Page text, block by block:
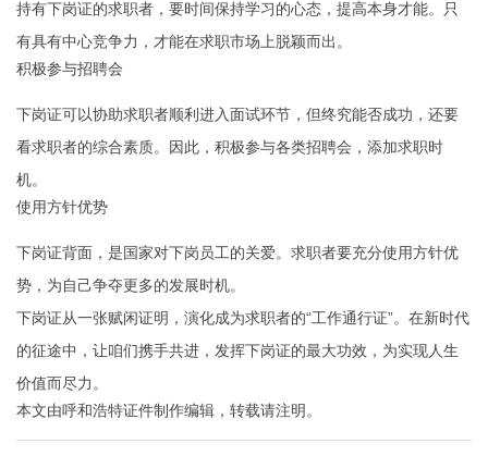
持有下岗证的求职者，要时间保持学习的心态，提高本身才能。只
有具有中心竞争力，才能在求职市场上脱颖而出。
积极参与招聘会
下岗证可以协助求职者顺利进入面试环节，但终究能否成功，还要
看求职者的综合素质。因此，积极参与各类招聘会，添加求职时
机。
使用方针优势
下岗证背面，是国家对下岗员工的关爱。求职者要充分使用方针优
势，为自己争夺更多的发展时机。
下岗证从一张赋闲证明，演化成为求职者的“工作通行证”。在新时代
的征途中，让咱们携手共进，发挥下岗证的最大功效，为实现人生
价值而尽力。
本文由呼和浩特证件制作编辑，转载请注明。